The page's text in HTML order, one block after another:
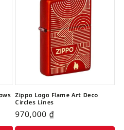
Zippo Logo Flame Art Deco
Circles Lines
970,000 ₫